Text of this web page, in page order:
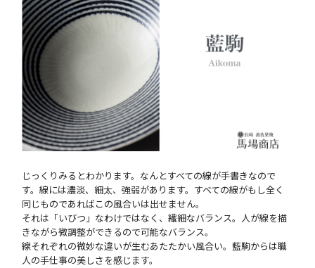
じっくりみるとわかります。なんとすべての線が手書きなので
す。線には濃淡、細太、強弱があります。すべての線がもし全く
同じものであればこの風合いは出せません。
それは「いびつ」なわけではなく、繊細なバランス。人が線を描
きながら微調整ができるので可能なバランス。
線それぞれの微妙な違いが生むあたたかい風合い。藍駒からは職
人の手仕事の美しさを感じます。